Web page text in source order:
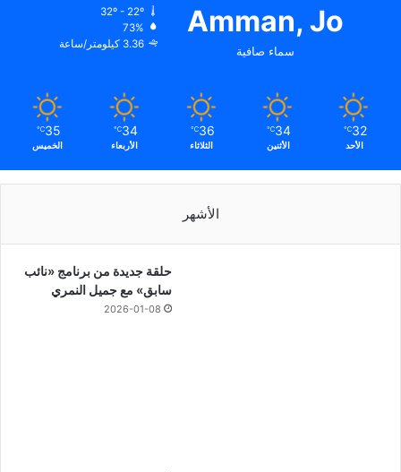
Amman, Jo
سماء صافية
32º - 22º
73%
3.36 كيلومتر/ساعة
32
℃
الأحد
34
℃
الأثنين
36
℃
الثلاثاء
34
℃
الأربعاء
35
℃
الخميس
الأشهر
حلقة جديدة من برنامج «نائب
سابق» مع جميل النمري
2026-01-08